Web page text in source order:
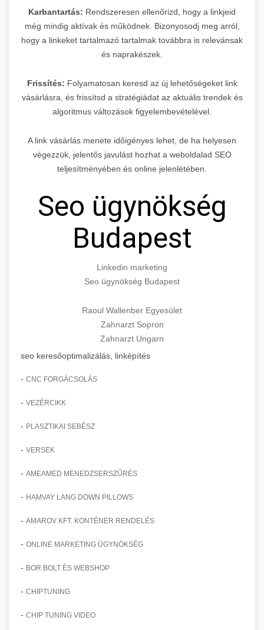
Karbantartás: Rendszeresen ellenőrizd, hogy a linkjeid
még mindig aktívak és működnek. Bizonyosodj meg arról,
hogy a linkeket tartalmazó tartalmak továbbra is relevánsak
és naprakészek.
Frissítés: Folyamatosan keresd az új lehetőségeket link
vásárlásra, és frissítsd a stratégiádat az aktuális trendek és
algoritmus változások figyelembevételével.
A link vásárlás menete időigényes lehet, de ha helyesen
végezzük, jelentős javulást hozhat a weboldalad SEO
teljesítményében és online jelenlétében.
Seo ügynökség
Budapest
Linkedin marketing
Seo ügynökség Budapest
Raoul Wallenber Egyesület
Zahnarzt Sopron
Zahnarzt Ungarn
seo keresőoptimalizálás, linképítés
- CNC FORGÁCSOLÁS
- VEZÉRCIKK
- PLASZTIKAI SEBÉSZ
- VERSEK
- AMEAMED MENEDZSERSZŰRÉS
- HAMVAY LANG DOWN PILLOWS
- AMAROV KFT. KONTÉNER RENDELÉS
- ONLINE MARKETING ÜGYNÖKSÉG
- BOR BOLT ÉS WEBSHOP
- CHIPTUNING
- CHIP TUNING VIDEO